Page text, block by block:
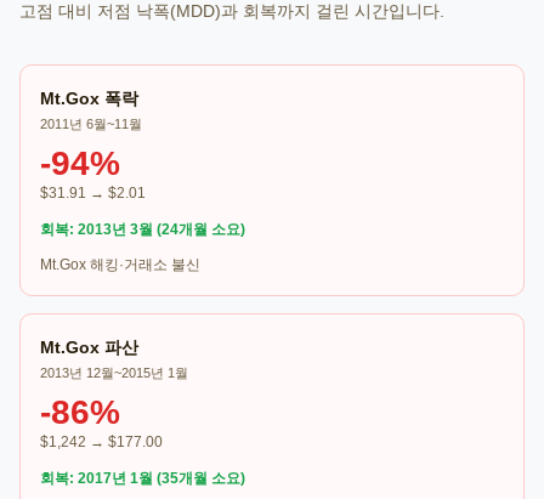
고점 대비 저점 낙폭(MDD)과 회복까지 걸린 시간입니다.
Mt.Gox 폭락
2011년 6월~11월
-94%
$31.91 → $2.01
회복: 2013년 3월 (24개월 소요)
Mt.Gox 해킹·거래소 불신
Mt.Gox 파산
2013년 12월~2015년 1월
-86%
$1,242 → $177.00
회복: 2017년 1월 (35개월 소요)